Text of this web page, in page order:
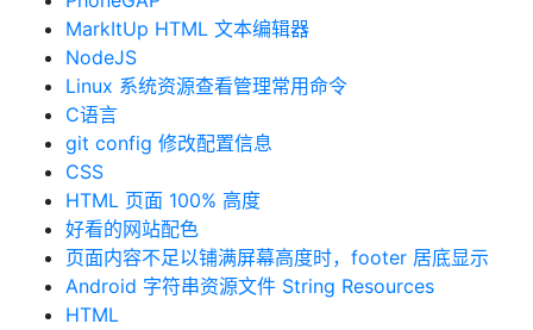
MarkItUp HTML 文本编辑器
NodeJS
Linux 系统资源查看管理常用命令
C语言
git config 修改配置信息
CSS
HTML 页面 100% 高度
好看的网站配色
页面内容不足以铺满屏幕高度时，footer 居底显示
Android 字符串资源文件 String Resources
HTML